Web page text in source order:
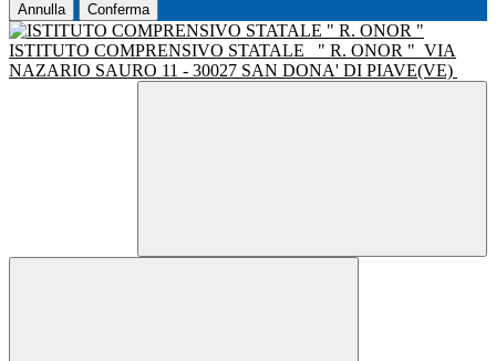
Annulla Conferma
ISTITUTO COMPRENSIVO STATALE " R. ONOR " VIA
NAZARIO SAURO 11 - 30027 SAN DONA' DI PIAVE(VE)